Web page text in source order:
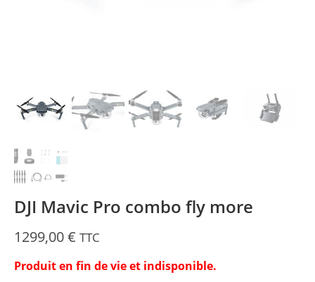
DJI Mavic Pro combo fly more
1299,00€ TTC
Produit en fin de vie et indisponible.